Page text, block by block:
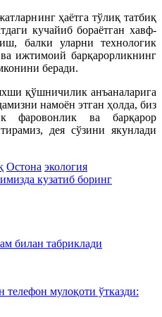
ҳаётга тўлиқ татбиқ
кучайиб бораётган хавф-
балки уларни технологик
ижтимоий барқарорликнинг
беради.
қўшничилик анъаналарига
намоён этган ҳолда, биз
фаровонлик ва барқарор
дея сўзини якунлади
Остона экология
кузатиб боринг
билан табриклади
мулоқоти ўтказди: